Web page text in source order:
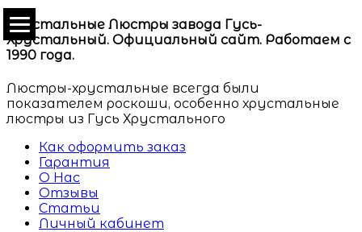
Хрустальные Люстры завода Гусь-
Хрустальный. Официальный сайт. Работаем с
1990 года.
Люстры-хрустальные всегда были
показателем роскоши, особенно хрустальные
люстры из Гусь Хрустального
Как оформить заказ
Гарантия
О Нас
Отзывы
Статьи
Личный кабинет